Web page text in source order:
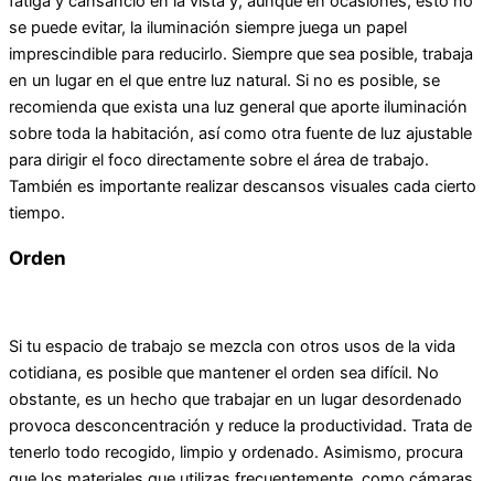
se puede evitar, la iluminación siempre juega un papel
imprescindible para reducirlo. Siempre que sea posible, trabaja
en un lugar en el que entre luz natural. Si no es posible, se
recomienda que exista una luz general que aporte iluminación
sobre toda la habitación, así como otra fuente de luz ajustable
para dirigir el foco directamente sobre el área de trabajo.
También es importante realizar descansos visuales cada cierto
tiempo.
Orden
Si tu espacio de trabajo se mezcla con otros usos de la vida
cotidiana, es posible que mantener el orden sea difícil. No
obstante, es un hecho que trabajar en un lugar desordenado
provoca desconcentración y reduce la productividad. Trata de
tenerlo todo recogido, limpio y ordenado. Asimismo, procura